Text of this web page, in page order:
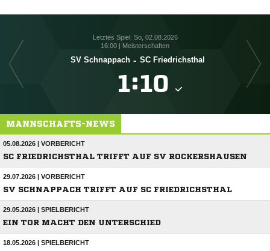
Letztes Spiel: So, 02.08.2026
16:00 | Meisterschaften
SV Schnappach - SC Friedrichsthal
:
MANNSCHAFTS-NEWS
05.08.2026 | VORBERICHT
SC FRIEDRICHSTHAL TRIFFT AUF SV ROCKERSHAUSEN
29.07.2026 | VORBERICHT
SV SCHNAPPACH TRIFFT AUF SC FRIEDRICHSTHAL
29.05.2026 | SPIELBERICHT
EIN TOR MACHT DEN UNTERSCHIED
18.05.2026 | SPIELBERICHT